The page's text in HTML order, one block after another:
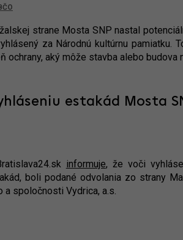
strane Mosta SNP nastal
za Národnú kultúrnu pamiatku.
ochrany, aký môže stavba alebo budova
estakád Mosta
informuje, že voči
boli podané odvolania zo strany
spoločnosti Vydrica, a.s.